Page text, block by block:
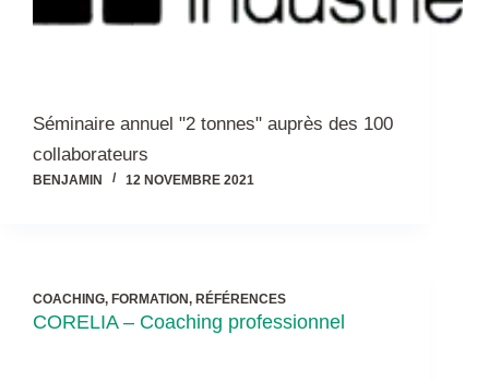
Séminaire annuel "2 tonnes" auprès des 100
collaborateurs
BENJAMIN 12 NOVEMBRE 2021
COACHING, FORMATION, RÉFÉRENCES
CORELIA – Coaching professionnel